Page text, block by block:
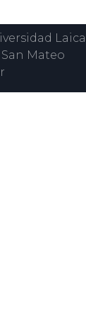
Mateo